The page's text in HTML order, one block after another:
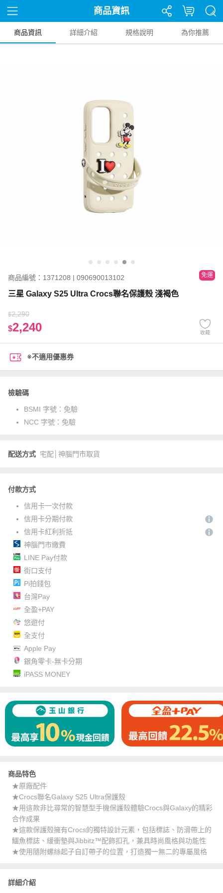
商品資訊
商品資訊 詳細介紹 規格說明 為你推薦
商品編號：1371208 | 090690013102 免運
三星 Galaxy S25 Ultra Crocs聯名保護殼 淺褐色
$2,290
$2,240 收藏
※不適用優惠券
檢驗碼
BSMI 字號： 免驗
NCC 字號： 免驗
配送方式 宅配│神腦門市取貨
付款方式
信用卡一次付款
信用卡分期付款
信用卡紅利折抵
神腦門市繳費
LINE Pay付款
街口支付
Pi拍錢包
台灣Pay
全盈+PAY
悠遊付
全支付
Apple Pay
銀角零卡-無卡分期
iPASS MONEY
商品特色
★原廠配件
★Crocs聯名Galaxy S25 Ultra保護殼
★用這款非比尋常的智慧型手機保護殼體驗Crocs與Galaxy的精彩
合作成果
★這款保護殼擁有Crocs的獨特設計元素，包括標誌、防滑帶上的
鱷魚標誌、緩衝墊與Jibbitz™配飾扣孔，兼具時尚風格與功能性
★使用隨附螺絲起子自訂帶子的位置，打造獨一無二的專屬風格
詳細介紹